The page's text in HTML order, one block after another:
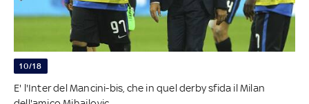
10/18
E' l'Inter del Mancini-bis, che in quel derby sfida il Milan